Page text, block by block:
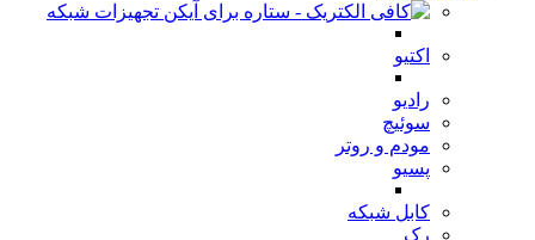
تجهیزات شبکه
اکتیو
رادیو
سوئیچ
مودم و روتر
پسیو
کابل شبکه
رک